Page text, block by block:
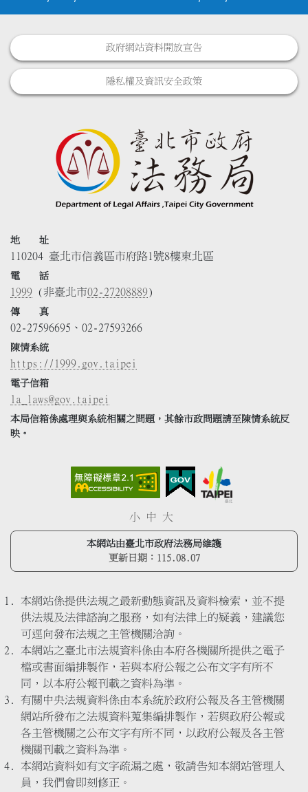
政府網站資料開放宣告
隱私權及資訊安全政策
地 址
110204 臺北市信義區市府路1號8樓東北區
電 話
1999 (非臺北市02-27208889)
傳 真
02-27596695、02-27593266
陳情系統
https://1999.gov.taipei
電子信箱
la_laws@gov.taipei
本局信箱係處理與系統相關之問題，其餘市政問題請至陳情系統反
映。
小 中 大
本網站由臺北市政府法務局維護
更新日期： 115.08.07
本網站係提供法規之最新動態資訊及資料檢索，並不提
供法規及法律諮詢之服務，如有法律上的疑義，建議您
可逕向發布法規之主管機關洽詢。
本網站之臺北市法規資料係由本府各機關所提供之電子
檔或書面編排製作，若與本府公報之公布文字有所不
同，以本府公報刊載之資料為準。
有關中央法規資料係由本系統於政府公報及各主管機關
網站所發布之法規資料蒐集編排製作，若與政府公報或
各主管機關之公布文字有所不同，以政府公報及各主管
機關刊載之資料為準。
本網站資料如有文字疏漏之處，敬請告知本網站管理人
員，我們會即刻修正。